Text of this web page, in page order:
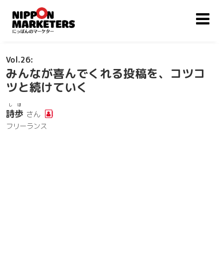
26
みんなが喜んでくれる投稿を、コツコ
ツと続けていく
詩歩
しほ
さん
フリーランス